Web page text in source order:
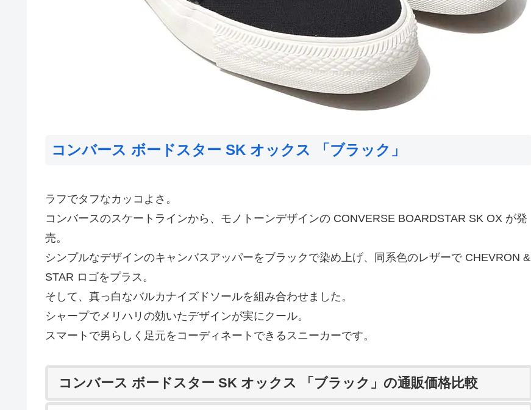
コンバース ボードスター SK オックス 「ブラック」
ラフでタフなカッコよさ。
コンバースのスケートラインから、モノトーンデザインの CONVERSE BOARDSTAR SK OX が発
売。
シンプルなデザインのキャンバスアッパーをブラックで染め上げ、同系色のレザーで CHEVRON &
STAR ロゴをプラス。
そして、真っ白なバルカナイズドソールを組み合わせました。
シャープでメリハリの効いたデザインが実にクール。
スマートで男らしく足元をコーディネートできるスニーカーです。
コンバース ボードスター SK オックス 「ブラック」の通販価格比較